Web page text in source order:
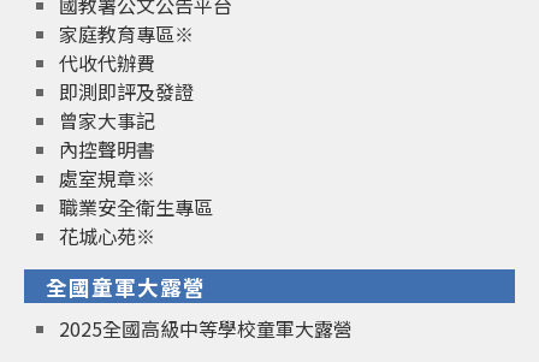
家庭教育專區※
代收代辦費
即測即評及發證
曾家大事記
內控聲明書
處室規章※
職業安全衛生專區
花城心苑※
全國童軍大露營
2025全國高級中等學校童軍大露營